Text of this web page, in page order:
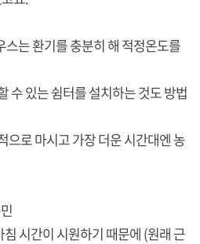
는 환기를 충분히 해 적정온도를
수 있는 쉼터를 설치하는 것도 방법
으로 마시고 가장 더운 시간대엔 농
시간이 시원하기 때문에 (원래 근